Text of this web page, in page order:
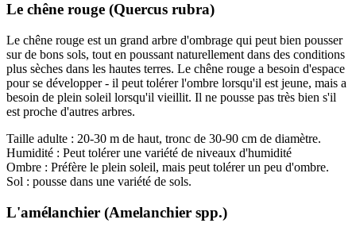
Le chêne rouge (Quercus rubra)
Le chêne rouge est un grand arbre d'ombrage qui peut bien pousser
sur de bons sols, tout en poussant naturellement dans des conditions
plus sèches dans les hautes terres. Le chêne rouge a besoin d'espace
pour se développer - il peut tolérer l'ombre lorsqu'il est jeune, mais a
besoin de plein soleil lorsqu'il vieillit. Il ne pousse pas très bien s'il
est proche d'autres arbres.
Taille adulte : 20-30 m de haut, tronc de 30-90 cm de diamètre.
Humidité : Peut tolérer une variété de niveaux d'humidité
Ombre : Préfère le plein soleil, mais peut tolérer un peu d'ombre.
Sol : pousse dans une variété de sols.
L'amélanchier (Amelanchier spp.)